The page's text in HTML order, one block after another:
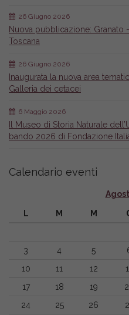
Nuova pubblicazione: Granato
Toscana
26 Giugno 2026
Inaugurata la nuova area
Galleria dei cetacei
26 Giugno 2026
Il Museo di Storia Naturale
bando 2026 di Fondazione
6 Maggio 2026
Calendario eventi
L M M
3
4 5
10
11 12
17
18 19
24
25 26